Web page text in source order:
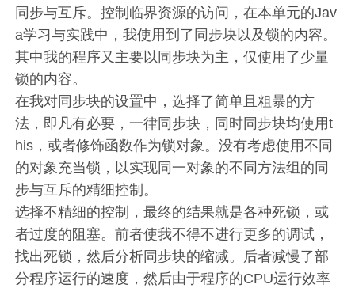
同步与互斥。控制临界资源的访问，在本单元的Jav
a学习与实践中，我使用到了同步块以及锁的内容。
其中我的程序又主要以同步块为主，仅使用了少量
锁的内容。
在我对同步块的设置中，选择了简单且粗暴的方
法，即凡有必要，一律同步块，同时同步块均使用t
his，或者修饰函数作为锁对象。没有考虑使用不同
的对象充当锁，以实现同一对象的不同方法组的同
步与互斥的精细控制。
选择不精细的控制，最终的结果就是各种死锁，或
者过度的阻塞。前者使我不得不进行更多的调试，
找出死锁，然后分析同步块的缩减。后者减慢了部
分程序运行的速度，然后由于程序的CPU运行效率